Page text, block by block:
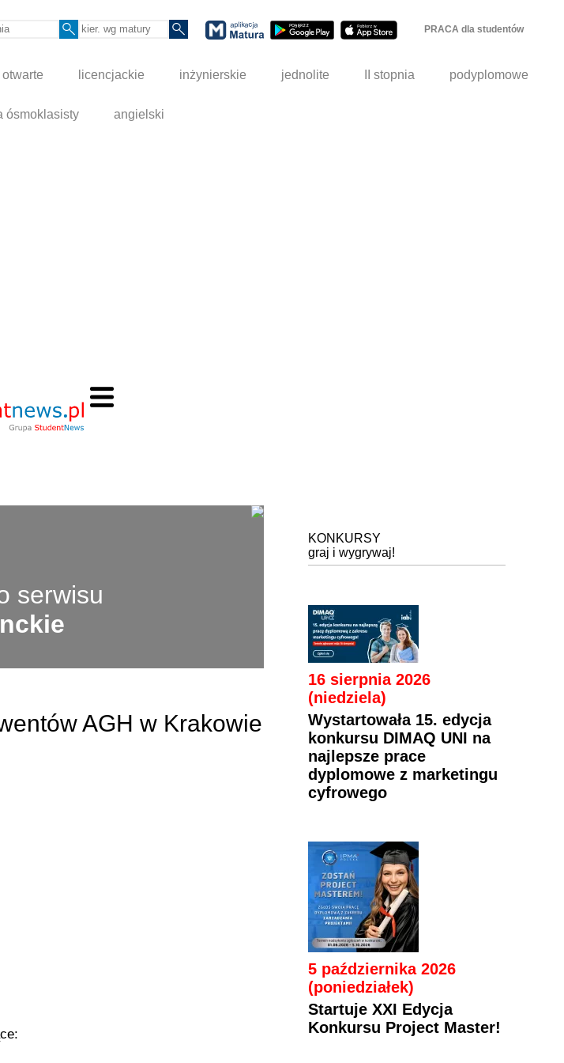
PRACA dla studentów
licencjackie inżynierskie jednolite II stopnia podyplomowe
ósmoklasisty angielski
serwisu
AGH w Krakowie
KONKURSY
graj i wygrywaj!
16 sierpnia 2026
(niedziela)
Wystartowała 15. edycja
konkursu DIMAQ UNI na
najlepsze prace
dyplomowe z marketingu
cyfrowego
5 października 2026
(poniedziałek)
Startuje XXI Edycja
Konkursu Project Master!